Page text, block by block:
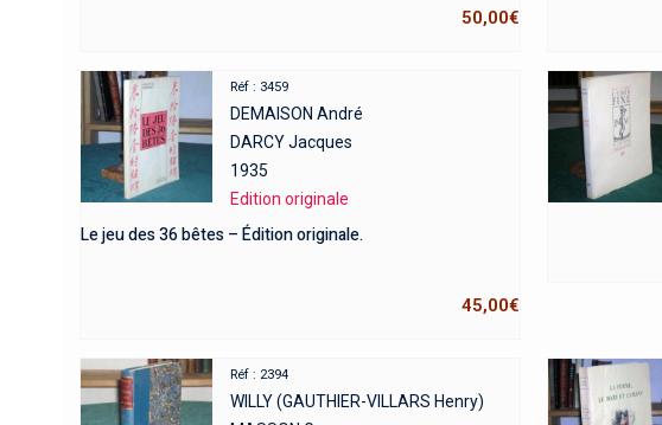
50,00€
Réf : 3459
DEMAISON André
DARCY Jacques
1935
Edition originale
Le jeu des 36 bêtes – Édition originale.
45,00€
Réf : 2394
WILLY (GAUTHIER-VILLARS Henry)